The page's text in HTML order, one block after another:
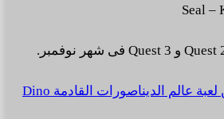
Seal –
الكشف عن لعبة عالم الديناصورات القادمة Dino